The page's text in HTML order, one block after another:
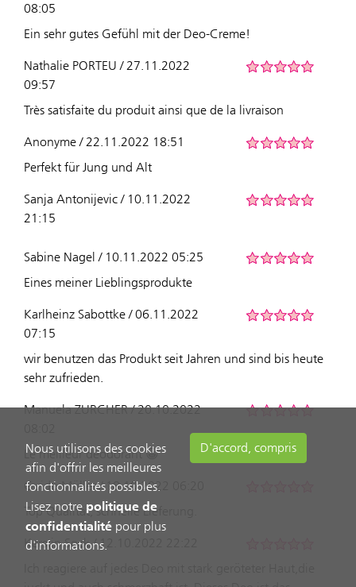
08:05
Ein sehr gutes Gefühl mit der Deo-Creme!
Nathalie PORTEU / 27.11.2022
09:57
Très satisfaite du produit ainsi que de la livraison
Anonyme / 22.11.2022 18:51
Perfekt für Jung und Alt
Sanja Antonijevic / 10.11.2022
21:15
Sabine Nagel / 10.11.2022 05:25
Eines meiner Lieblingsprodukte
Karlheinz Sabottke / 06.11.2022
07:15
wir benutzen das Produkt seit Jahren und sind bis heute
sehr zufrieden.
Manuela ZURCHER / 20.10.2022
Le meilleur déodorant 😀
Guido Müller / 18.10.2022 06:20
Top Qualität, schnelle Lieferung.
Kerstin Sock / 12.10.2022 22:22
Nous utilisons des cookies
afin d'offrir les meilleures
fonctionnalités possibles.
Lisez notre politique de
confidentialité pour plus
d'informations.
D'accord, compris